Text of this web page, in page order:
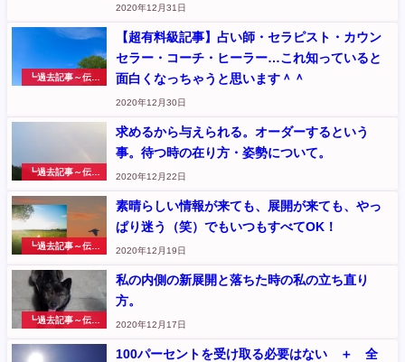
2020年12月31日
┗過去記事～伝え
【超有料級記事】占い師・セラピスト・カウン
セラー・コーチ・ヒーラー…これ知っていると
面白くなっちゃうと思います＾＾
2020年12月30日
┗過去記事～伝え
求めるから与えられる。オーダーするという
事。待つ時の在り方・姿勢について。
2020年12月22日
┗過去記事～伝え
素晴らしい情報が来ても、展開が来ても、やっ
ぱり迷う（笑）でもいつもすべてOK！
2020年12月19日
┗過去記事～伝え
私の内側の新展開と落ちた時の私の立ち直り
方。
2020年12月17日
100パーセントを受け取る必要はない ＋ 全